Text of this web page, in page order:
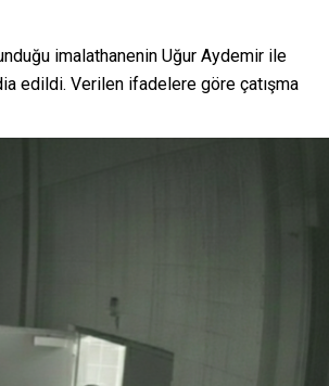
imalathanenin Uğur Aydemir ile
edildi. Verilen ifadelere göre çatışma